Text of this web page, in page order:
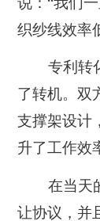
织纱线效率
专利转
了转机。双
支撑架设计
升了工作效
在当天
让协议，并